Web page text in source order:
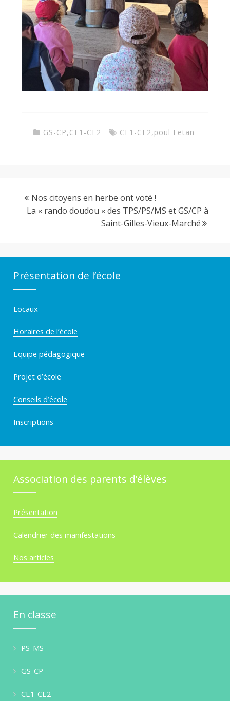
GS-CP,CE1-CE2 CE1-CE2,poul Fetan
Nos citoyens en herbe ont voté !
La « rando doudou « des TPS/PS/MS et GS/CP à
Saint-Gilles-Vieux-Marché
Présentation de l’école
Locaux
Horaires de l’école
Equipe pédagogique
Projet d’école
Conseils d’école
Inscriptions
Association des parents d’élèves
Présentation
Calendrier des manifestations
Nos articles
En classe
PS-MS
GS-CP
CE1-CE2